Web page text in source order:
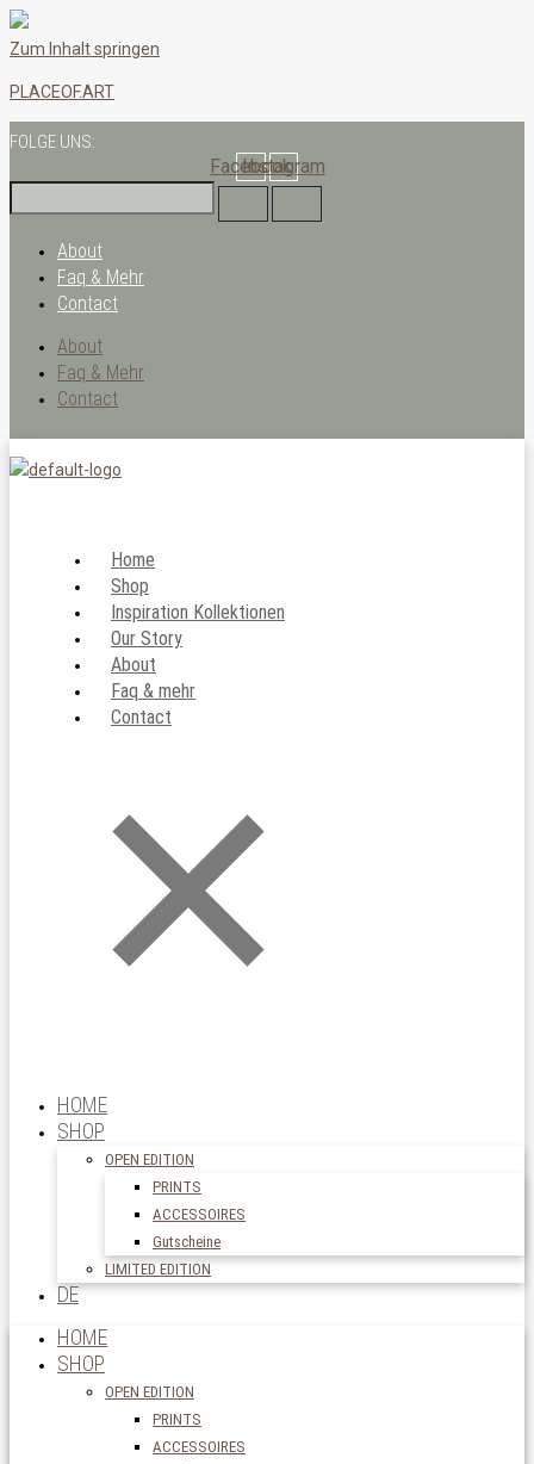
Zum Inhalt springen
PLACEOF.ART
FOLGE UNS:
Facebook
Instagram
About
Faq & Mehr
Contact
About
Faq & Mehr
Contact
Home
Shop
Inspiration Kollektionen
Our Story
About
Faq & mehr
Contact
HOME
SHOP
OPEN EDITION
PRINTS
ACCESSOIRES
Gutscheine
LIMITED EDITION
DE
HOME
SHOP
OPEN EDITION
PRINTS
ACCESSOIRES